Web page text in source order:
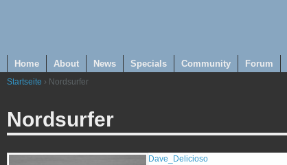
Home About News Specials Community Forum
Startseite › Nordsurfer
Nordsurfer
Dave_Delicioso